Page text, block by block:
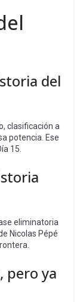
del
clasificación a
potencia. Ese
15.
eliminatoria
Nicolas Pépé
pero ya